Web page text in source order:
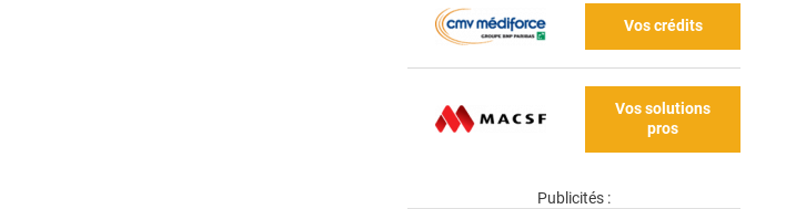
Vos crédits
Vos solutions
pros
Publicités :